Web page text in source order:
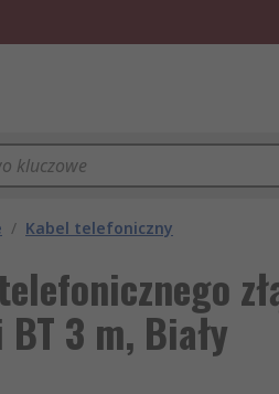
/ Kabel telefoniczny
BT 3 m, Biały